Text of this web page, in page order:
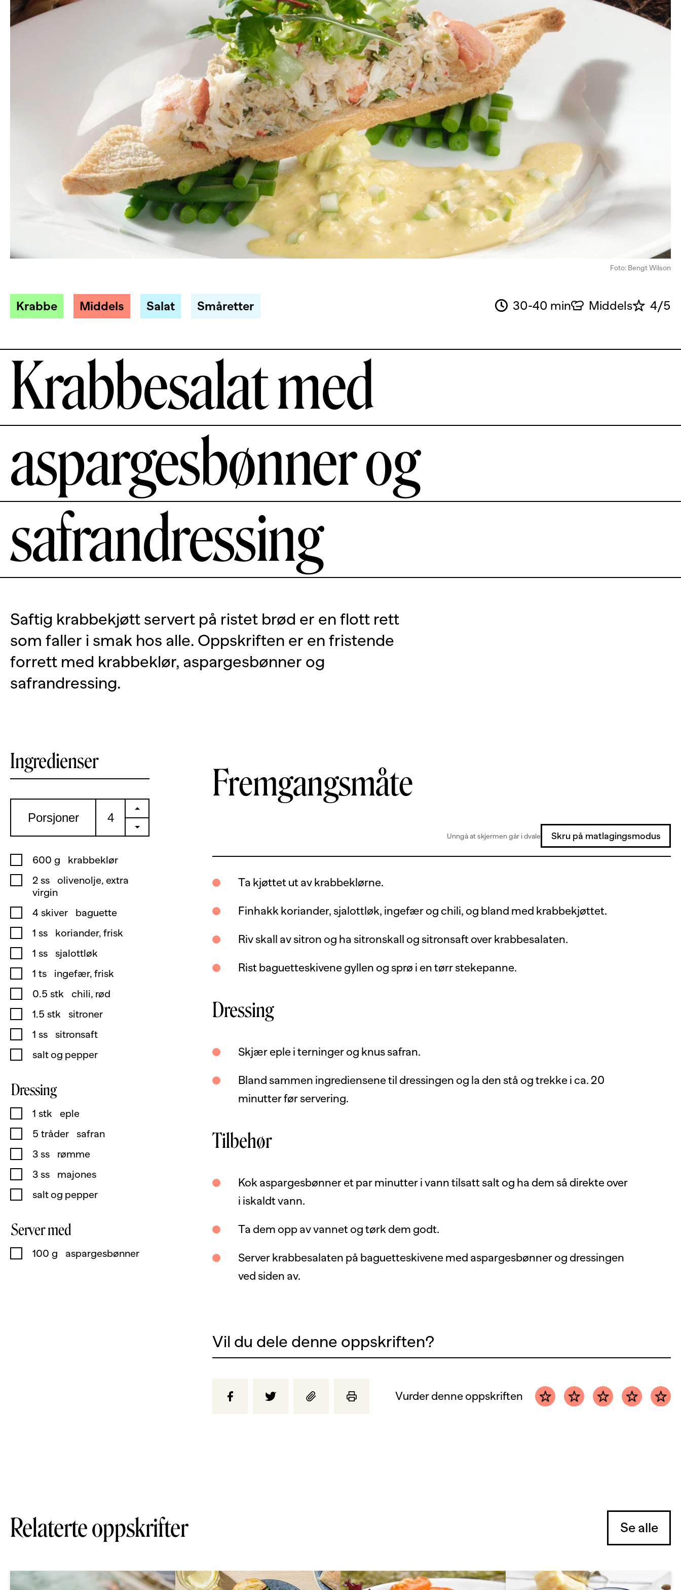
Foto: Bengt Wilson
Krabbe Middels Salat Småretter 30-40 min Middels 4/5
Krabbesalat med
aspargesbønner og
safrandressing
Saftig krabbekjøtt servert på ristet brød er en flott rett
som faller i smak hos alle. Oppskriften er en fristende
forrett med krabbeklør, aspargesbønner og
safrandressing.
Ingredienser
Porsjoner
600 g
krabbeklør
2 ss
olivenolje, extra
virgin
4 skiver
baguette
1 ss
koriander, frisk
1 ss
sjalottløk
1 ts
ingefær, frisk
0.5 stk
chili, rød
1.5 stk
sitroner
1 ss
sitronsaft
salt og pepper
Dressing
1 stk
eple
5 tråder
safran
3 ss
rømme
3 ss
majones
salt og pepper
Server med
100 g aspargesbønner
Fremgangsmåte
Unngå at skjermen går i dvale Skru på matlagingsmodus
Ta kjøttet ut av krabbeklørne.
Finhakk koriander, sjalottløk, ingefær og chili, og bland med krabbekjøttet.
Riv skall av sitron og ha sitronskall og sitronsaft over krabbesalaten.
Rist baguetteskivene gyllen og sprø i en tørr stekepanne.
Dressing
Skjær eple i terninger og knus safran.
Bland sammen ingrediensene til dressingen og la den stå og trekke i ca. 20
minutter før servering.
Tilbehør
Kok aspargesbønner et par minutter i vann tilsatt salt og ha dem så direkte over
i iskaldt vann.
Ta dem opp av vannet og tørk dem godt.
Server krabbesalaten på baguetteskivene med aspargesbønner og dressingen
ved siden av.
Vil du dele denne oppskriften?
Vurder denne oppskriften
Relaterte oppskrifter Se alle